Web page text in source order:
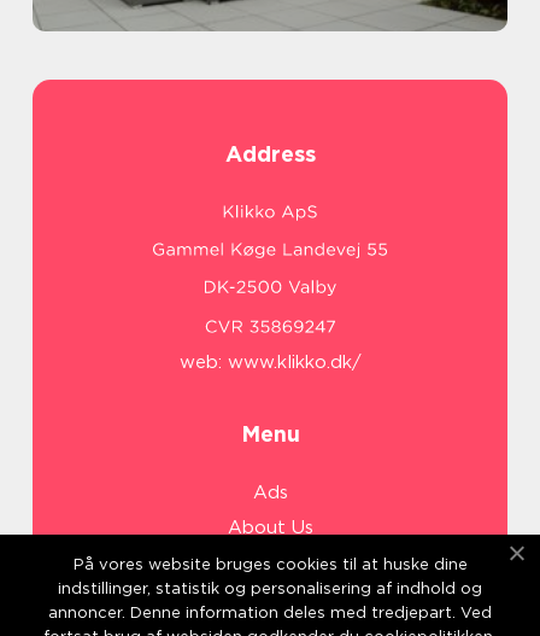
Address
web: www.klikko.dk/
Menu
Ads
About Us
Cookies
Contact
På vores website bruges cookies til at huske dine
indstillinger, statistik og personalisering af indhold og
annoncer. Denne information deles med tredjepart. Ved